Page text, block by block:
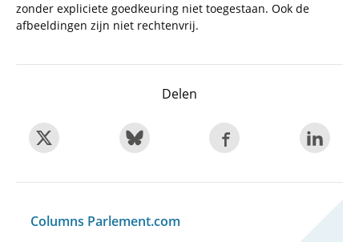
zonder expliciete goedkeuring niet toegestaan. Ook de
afbeeldingen zijn niet rechtenvrij.
Delen
Columns Parlement.com